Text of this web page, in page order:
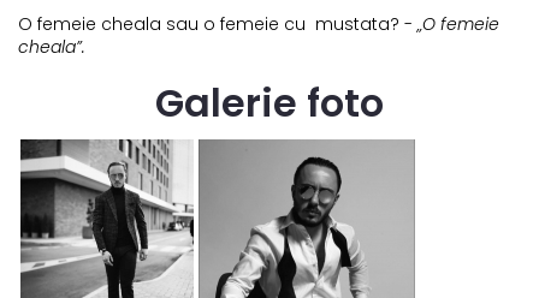
O femeie cheala sau o femeie cu mustata? - „O femeie
cheala”.
Galerie foto